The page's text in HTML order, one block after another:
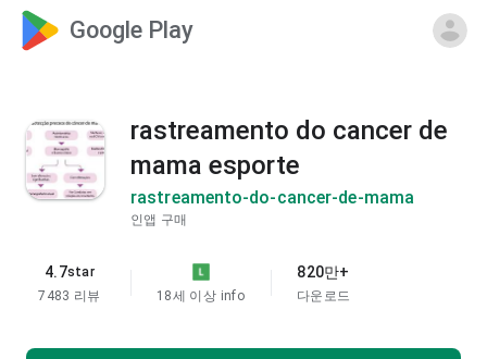
Google Play
rastreamento do cancer de
mama esporte
rastreamento-do-cancer-de-mama
인앱 구매
4.7star
7483 리뷰
18세 이상 info
820만+
다운로드